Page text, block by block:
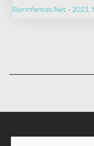
Bennfentes.net 2023.